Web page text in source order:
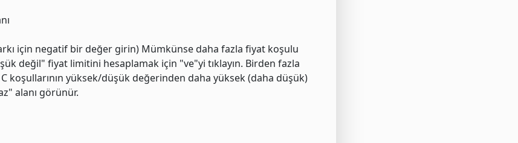
için negatif bir değer girin) Mümkünse daha fazla fiyat koşulu
değil" fiyat limitini hesaplamak için "ve"yi tıklayın. Birden fazla
koşullarının yüksek/düşük değerinden daha yüksek (daha düşük)
alanı görünür.